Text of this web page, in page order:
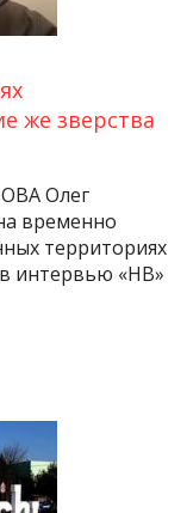
же зверства
Олег
временно
территориях
в интервью «НВ»